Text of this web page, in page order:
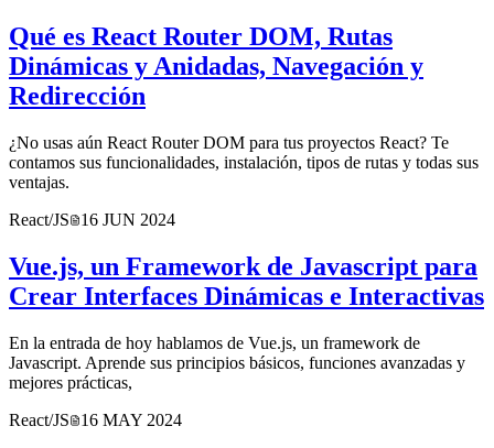
Qué es React Router DOM, Rutas
Dinámicas y Anidadas, Navegación y
Redirección
¿No usas aún React Router DOM para tus proyectos React? Te
contamos sus funcionalidades, instalación, tipos de rutas y todas sus
ventajas.
React/JS
16 JUN 2024
Vue.js, un Framework de Javascript para
Crear Interfaces Dinámicas e Interactivas
En la entrada de hoy hablamos de Vue.js, un framework de
Javascript. Aprende sus principios básicos, funciones avanzadas y
mejores prácticas,
React/JS
16 MAY 2024